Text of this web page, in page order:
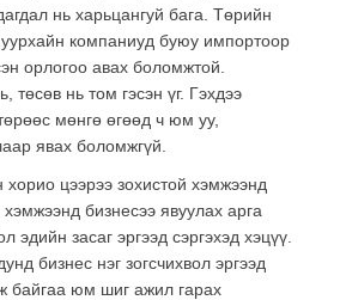
нь харьцангуй бага. Төрийн
компаниуд буюу импортоор
орлогоо авах боломжтой.
төсөв нь том гэсэн үг. Гэхдээ
мөнгө өгөөд ч юм уу,
явах боломжгүй.
цээрээ зохистой хэмжээнд
бизнесээ явуулах арга
эдийн засаг эргээд сэргэхэд хэцүү.
бизнес нэг зогсчихвол эргээд
байгаа юм шиг ажил гарах